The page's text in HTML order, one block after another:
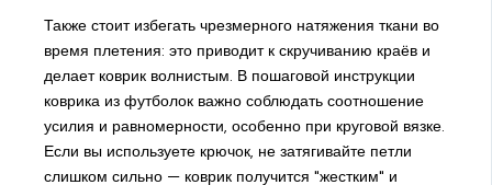
Также стоит избегать чрезмерного натяжения ткани во
время плетения: это приводит к скручиванию краёв и
делает коврик волнистым. В пошаговой инструкции
коврика из футболок важно соблюдать соотношение
усилия и равномерности, особенно при круговой вязке.
Если вы используете крючок, не затягивайте петли
слишком сильно — коврик получится "жестким" и